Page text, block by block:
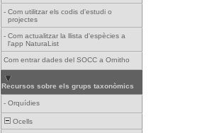
- Com utilitzar els codis d'estudi o
projectes
- Com actualitzar la llista d'espècies a
l'app NaturaList
Com entrar dades del SOCC a Ornitho
Recursos sobre els grups taxonòmics
- Orquídies
Ocells